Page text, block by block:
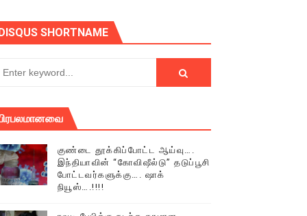
SHORTNAME
குண்டை தூக்கிப்போட்ட ஆய்வு….
இந்தியாவின் “கோவிஷீல்டு” தடுப்பூசி
போட்டவர்களுக்கு…. ஷாக்
நியூஸ்….!!!!